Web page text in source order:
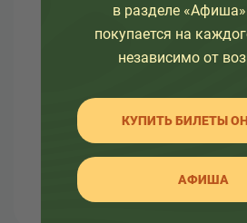
в разделе
покупается на
независимо от
КУПИТЬ БИЛЕТЫ
АФИША